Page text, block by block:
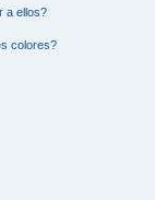
a ellos?
colores?